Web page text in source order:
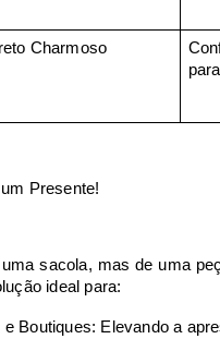
Charmoso
Presente!
sacola, mas de uma
ideal para:
e Boutiques: Elevando a